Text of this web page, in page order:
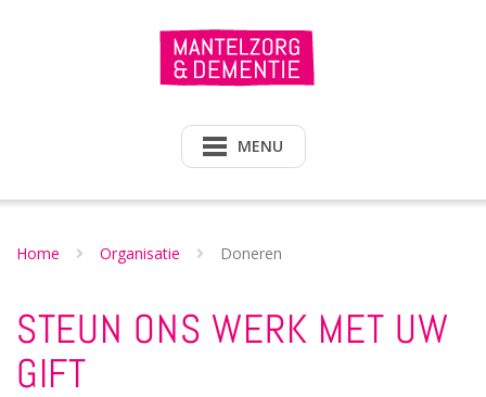
MENU
Home Organisatie Doneren
STEUN ONS WERK MET UW
GIFT